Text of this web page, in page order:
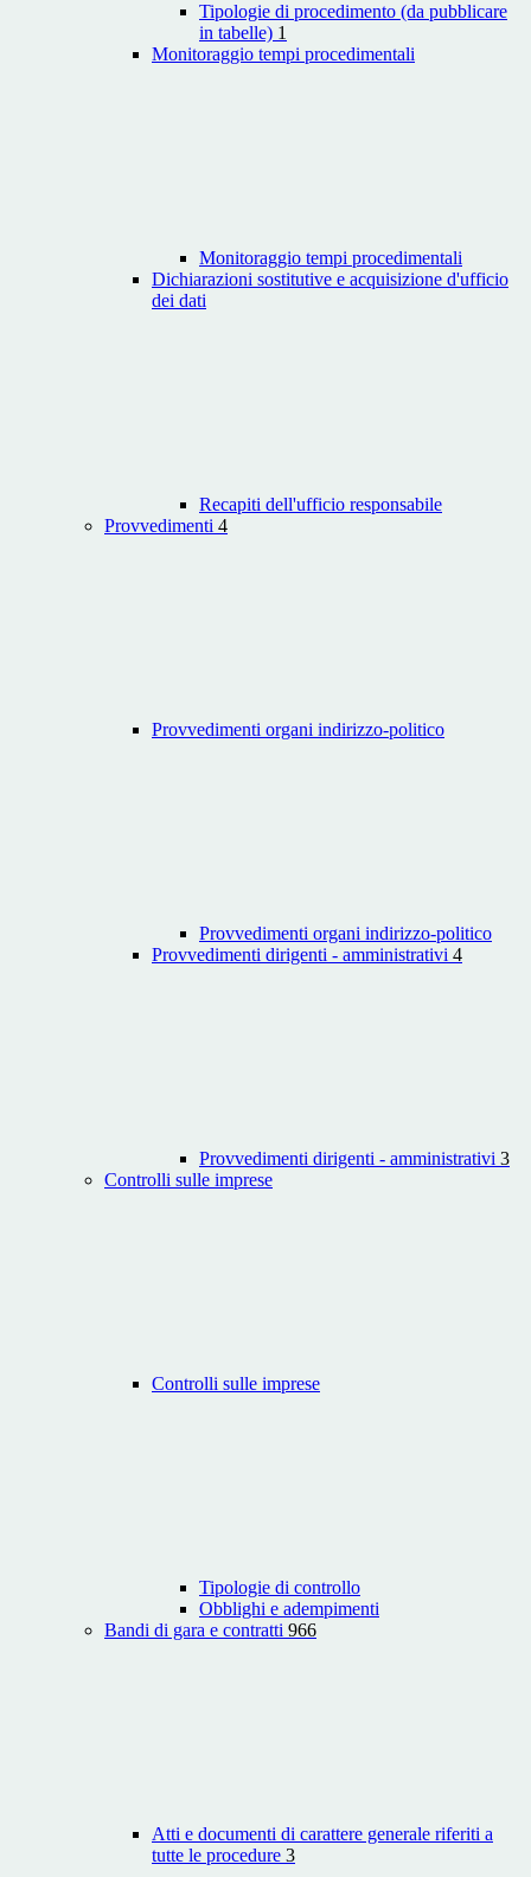
Tipologie di procedimento (da pubblicare
in tabelle) 1
Monitoraggio tempi procedimentali
Monitoraggio tempi procedimentali
Dichiarazioni sostitutive e acquisizione d'ufficio
dei dati
Recapiti dell'ufficio responsabile
Provvedimenti 4
Provvedimenti organi indirizzo-politico
Provvedimenti organi indirizzo-politico
Provvedimenti dirigenti - amministrativi 4
Provvedimenti dirigenti - amministrativi 3
Controlli sulle imprese
Controlli sulle imprese
Tipologie di controllo
Obblighi e adempimenti
Bandi di gara e contratti 966
Atti e documenti di carattere generale riferiti a
tutte le procedure 3